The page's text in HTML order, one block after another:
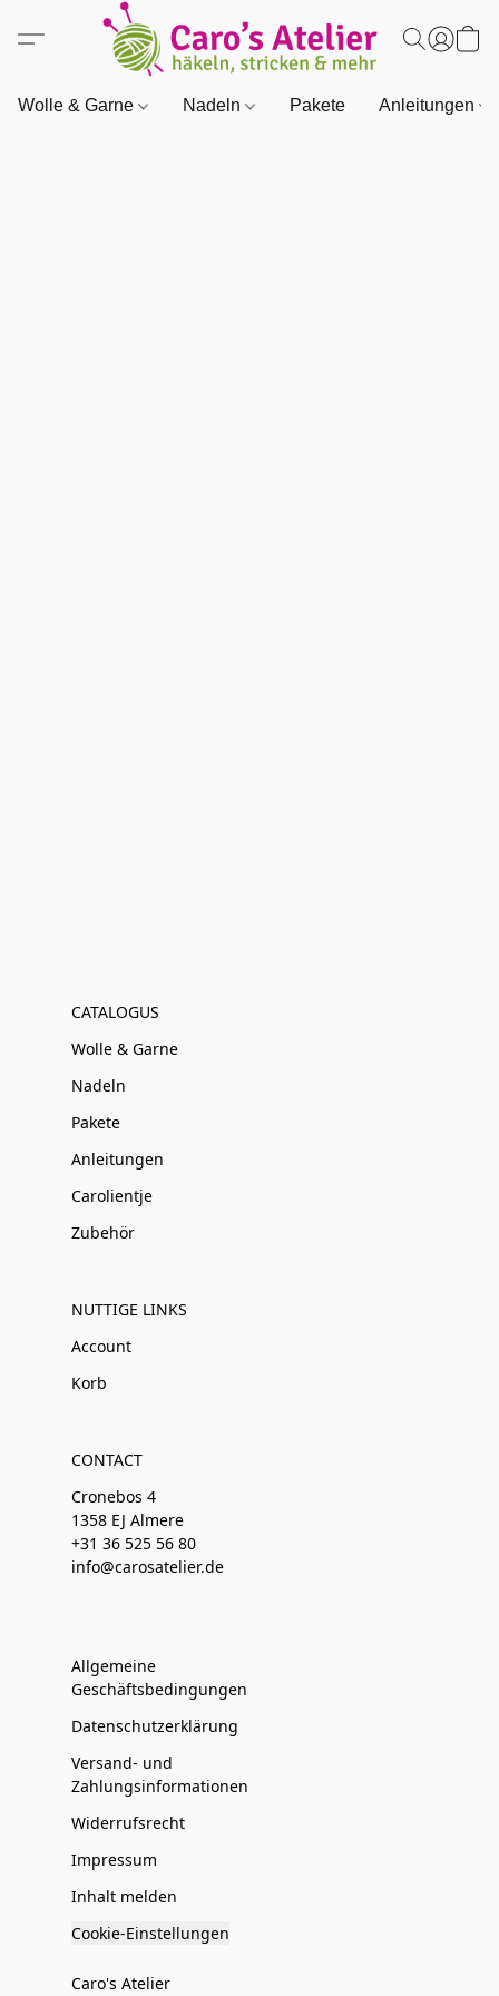
Wolle & Garne Nadeln Pakete Anleitungen
CATALOGUS
Wolle & Garne
Nadeln
Pakete
Anleitungen
Carolientje
Zubehör
NUTTIGE LINKS
Account
Korb
CONTACT
Cronebos 4
1358 EJ Almere
+31 36 525 56 80
info@carosatelier.de
Allgemeine
Geschäftsbedingungen
Datenschutzerklärung
Versand- und
Zahlungsinformationen
Widerrufsrecht
Impressum
Inhalt melden
Cookie-Einstellungen
Caro's Atelier